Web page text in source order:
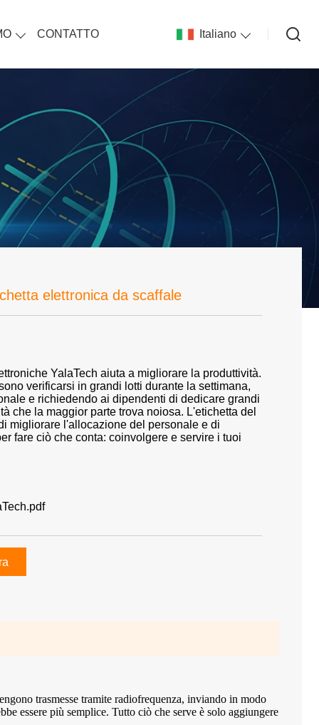
CONTATTO Italiano
multilingue Badge Elettronico Powerless con
display epaper
Etichetta
mobile da
elettronica da scaffale
YalaTech aiuta a migliorare la produttività.
verificarsi in grandi lotti durante la settimana,
e richiedendo ai dipendenti di dedicare grandi
che la maggior parte trova noiosa. L'etichetta del
migliorare l'allocazione del personale e di
fare ciò che conta: coinvolgere e servire i tuoi
trasmesse tramite radiofrequenza, inviando in modo
essere più semplice. Tutto ciò che serve è solo aggiungere